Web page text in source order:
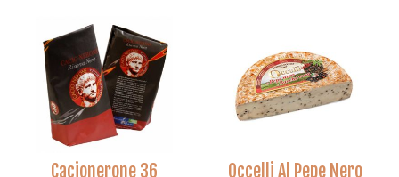
Cacionerone 36
Occelli Al Pepe Nero